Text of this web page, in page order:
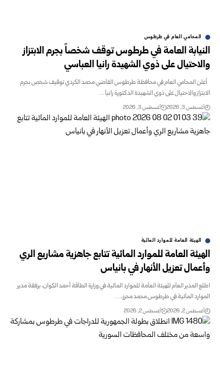
المحامي العام في طرطوس
النيابة العامة في طرطوس توقف شخصاً بجرم الابتزاز
والاحتيال على ذوي الشهيدة رانيا العباسي
أعلن المحامي العام في محافظة طرطوس القاضي محمد الكردي توقيف شخص بجرم
الابتزاز والاحتيال على ذوي الشهيدة الدكتورة رانيا…
أغسطس 3, 2026 أغسطس 3, 2026
الهيئة العامة للموارد المائية
الهيئة العامة للموارد المائية تتابع جاهزية مشاريع الري
وأعمال تعزيل الأنهار في بانياس
اطلع المدير العام للهيئة العامة للموارد المائية في وزارة الطاقة أحمد الكوان، برفقة مدير
الموارد المائية في طرطوس محمد محرز،…
أغسطس 2, 2026 أغسطس 2, 2026